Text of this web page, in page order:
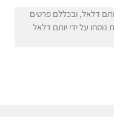
דלאל, ובכללם פרטים
על ידי יותם דלאל